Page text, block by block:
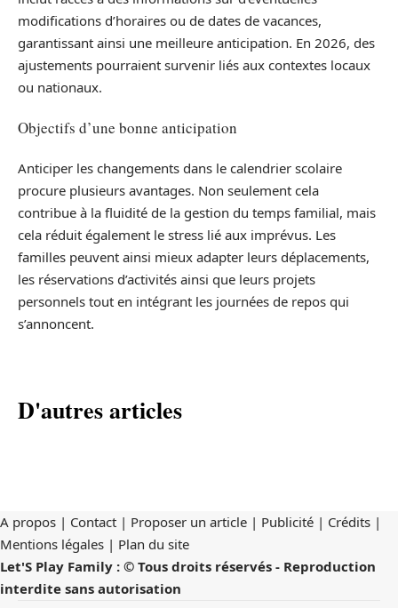
modifications d’horaires ou de dates de vacances,
garantissant ainsi une meilleure anticipation. En 2026, des
ajustements pourraient survenir liés aux contextes locaux
ou nationaux.
Objectifs d’une bonne anticipation
Anticiper les changements dans le calendrier scolaire
procure plusieurs avantages. Non seulement cela
contribue à la fluidité de la gestion du temps familial, mais
cela réduit également le stress lié aux imprévus. Les
familles peuvent ainsi mieux adapter leurs déplacements,
les réservations d’activités ainsi que leurs projets
personnels tout en intégrant les journées de repos qui
s’annoncent.
D'autres articles
A propos | Contact | Proposer un article | Publicité | Crédits |
Mentions légales | Plan du site
Let'S Play Family : © Tous droits réservés - Reproduction
interdite sans autorisation